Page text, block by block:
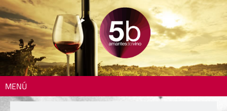
MENÚ